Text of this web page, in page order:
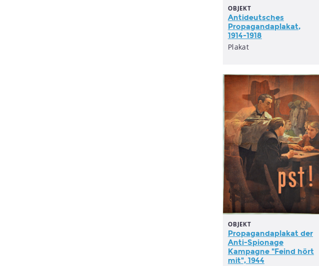
OBJEKT
Antideutsches
Propagandaplakat,
1914-1918
Plakat
OBJEKT
Propagandaplakat der
Anti-Spionage
Kampagne "Feind hört
mit", 1944